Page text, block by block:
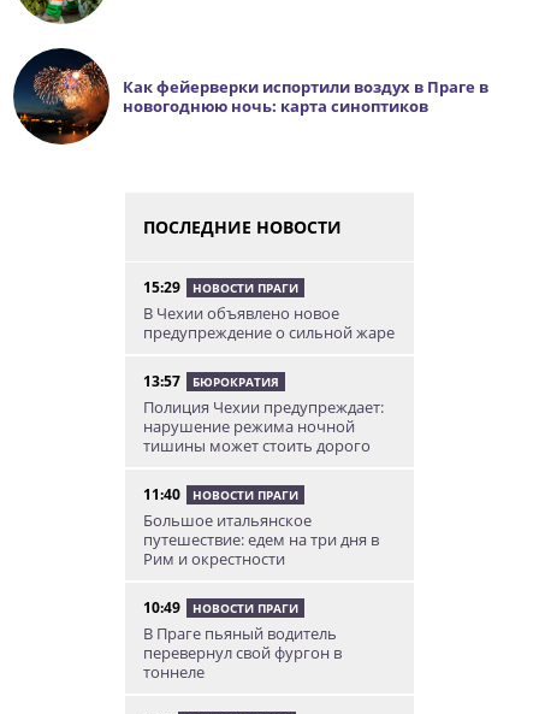
Как фейерверки иcпортили воздух в Праге в
новогоднюю ночь: карта синоптиков
ПОСЛЕДНИЕ НОВОСТИ
15:29 НОВОСТИ ПРАГИ
В Чехии объявлено новое
предупреждение о сильной жаре
13:57 БЮРОКРАТИЯ
Полиция Чехии предупреждает:
нарушение режима ночной
тишины может стоить дорого
11:40 НОВОСТИ ПРАГИ
Большое итальянское
путешествие: едем на три дня в
Рим и окрестности
10:49 НОВОСТИ ПРАГИ
В Праге пьяный водитель
перевернул свой фургон в
тоннеле